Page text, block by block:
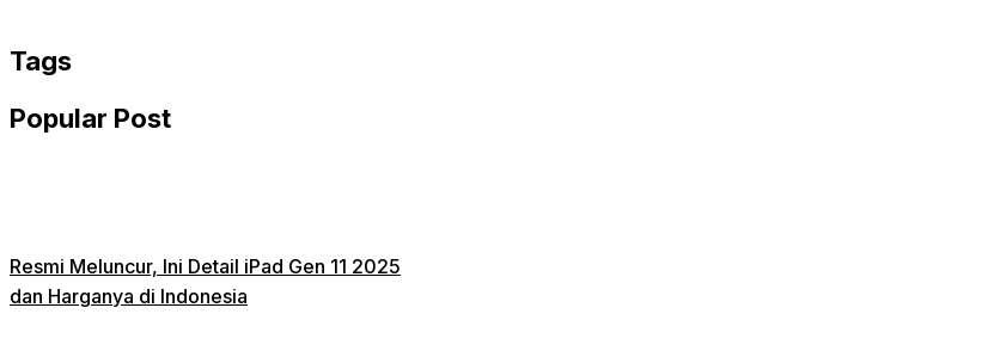
Tags
Popular Post
Resmi Meluncur, Ini Detail iPad Gen 11 2025
dan Harganya di Indonesia